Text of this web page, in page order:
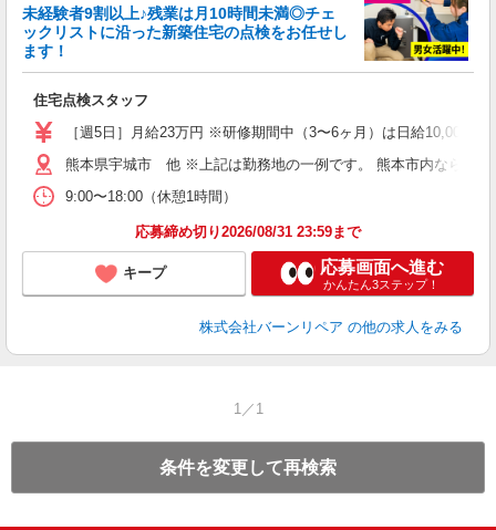
未経験者9割以上♪残業は月10時間未満◎チェ
ックリストに沿った新築住宅の点検をお任せし
ます！
住宅点検スタッフ
［週5日］月給23万円 ※研修期間中（3〜6ヶ月）は日給10,000円
熊本県宇城市 他 ※上記は勤務地の一例です。 熊本市内ならびに
9:00〜18:00（休憩1時間）
応募締め切り2026/08/31 23:59まで
キープ 応募画面へ進む
かんたん3ステップ！
株式会社バーンリペア の他の求人をみる
1／1
条件を変更して再検索